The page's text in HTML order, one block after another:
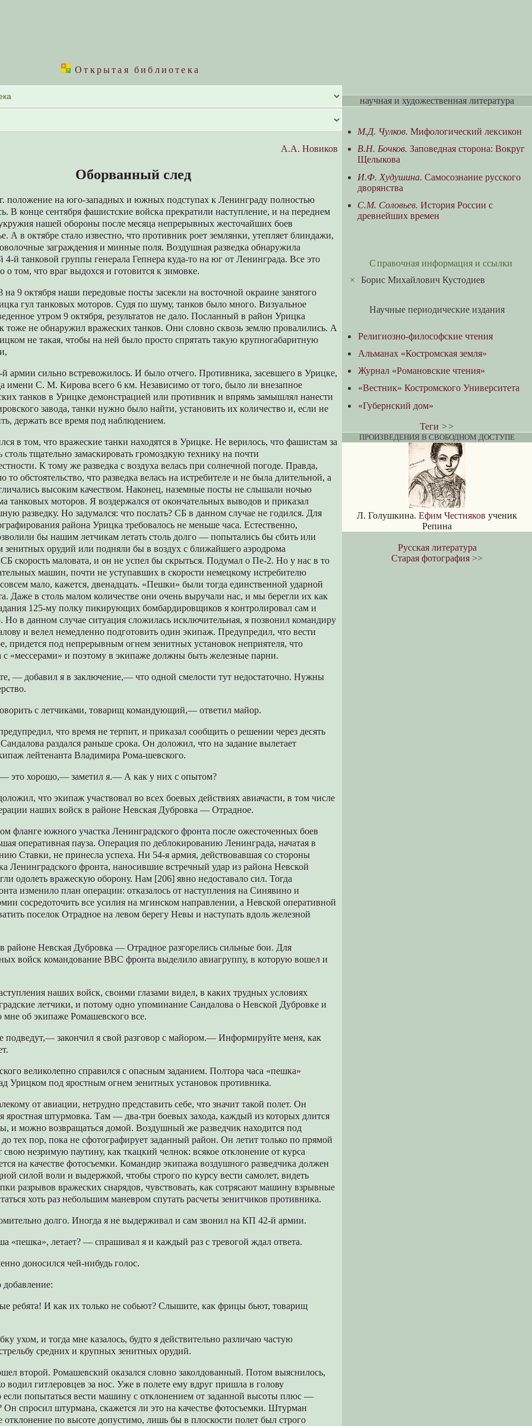
Открытая библиотека
А.А. Новиков
Оборванный след
положение на юго-западных и южных подступах к Ленинграду полностью
В конце сентября фашистские войска прекратили наступление, и на переднем
нашей обороны после месяца непрерывных жесточайших боев
А в октябре стало известно, что противник роет землянки, утепляет блиндажи,
заграждения и минные поля. Воздушная разведка обнаружила
4-й танковой группы генерала Гепнера куда-то на юг от Ленинграда. Все это
о том, что враг выдохся и готовится к зимовке.
на 9 октября наши передовые посты засекли на восточной окраине занятого
гул танковых моторов. Судя по шуму, танков было много. Визуальное
утром 9 октября, результатов не дало. Посланный в район Урицка
тоже не обнаружил вражеских танков. Они словно сквозь землю провалились. А
не такая, чтобы на ней было просто спрятать такую крупногабаритную
армии сильно встревожилось. И было отчего. Противника, засевшего в Урицке,
имени С. М. Кирова всего 6 км. Независимо от того, было ли внезапное
танков в Урицке демонстрацией или противник и впрямь замышлял нанести
завода, танки нужно было найти, установить их количество и, если не
держать все время под наблюдением.
в том, что вражеские танки находятся в Урицке. Не верилось, что фашистам за
столь тщательно замаскировать громоздкую технику на почти
К тому же разведка с воздуха велась при солнечной погоде. Правда,
то обстоятельство, что разведка велась на истребителе и не была длительной, а
высоким качеством. Наконец, наземные посты не слышали ночью
танковых моторов. Я воздержался от окончательных выводов и приказал
разведку. Но задумался: что послать? СБ в данном случае не годился. Для
района Урицка требовалось не меньше часа. Естественно,
бы нашим летчикам летать столь долго — попытались бы сбить или
зенитных орудий или подняли бы в воздух с ближайшего аэродрома
скорость маловата, и он не успел бы скрыться. Подумал о Пе-2. Но у нас в то
машин, почти не уступавших в скорости немецкому истребителю
мало, кажется, двенадцать. «Пешки» были тогда единственной ударной
Даже в столь малом количестве они очень выручали нас, и мы берегли их как
125-му полку пикирующих бомбардировщиков я контролировал сам и
Но в данном случае ситуация сложилась исключительная, я позвонил командиру
и велел немедленно подготовить один экипаж. Предупредил, что вести
придется под непрерывным огнем зенитных установок неприятеля, что
с «мессерами» и поэтому в экипаже должны быть железные парни.
— добавил я в заключение,— что одной смелости тут недостаточно. Нужны
с летчиками, товарищ командующий,— ответил майор.
что время не терпит, и приказал сообщить о решении через десять
раздался раньше срока. Он доложил, что на задание вылетает
лейтенанта Владимира Рома-шевского.
это хорошо,— заметил я.— А как у них с опытом?
что экипаж участвовал во всех боевых действиях авиачасти, в том числе
наших войск в районе Невская Дубровка — Отрадное.
фланге южного участка Ленинградского фронта после ожесточенных боев
оперативная пауза. Операция по деблокированию Ленинграда, начатая в
Ставки, не принесла успеха. Ни 54-я армия, действовавшая со стороны
Ленинградского фронта, наносившие встречный удар из района Невской
одолеть вражескую оборону. Нам [206] явно недоставало сил. Тогда
изменило план операции: отказалось от наступления на Синявино и
сосредоточить все усилия на мгинском направлении, а Невской оперативной
поселок Отрадное на левом берегу Невы и наступать вдоль железной
районе Невская Дубровка — Отрадное разгорелись сильные бои. Для
войск командование ВВС фронта выделило авиагруппу, в которую вошел и
наших войск, своими глазами видел, в каких трудных условиях
летчики, и потому одно упоминание Сандалова о Невской Дубровке и
мне об экипаже Ромашевского все.
закончил я свой разговор с майором.— Информируйте меня, как
великолепно справился с опасным заданием. Полтора часа «пешка»
Урицком под яростным огнем зенитных установок противника.
от авиации, нетрудно представить себе, что значит такой полет. Он
яростная штурмовка. Там — два-три боевых захода, каждый из которых длится
и можно возвращаться домой. Воздушный же разведчик находится под
тех пор, пока не сфотографирует заданный район. Он летит только по прямой
незримую паутину, как ткацкий челнок: всякое отклонение от курса
на качестве фотосъемки. Командир экипажа воздушного разведчика должен
силой воли и выдержкой, чтобы строго по курсу вести самолет, видеть
разрывов вражеских снарядов, чувствовать, как сотрясают машину взрывные
хоть раз небольшим маневром спутать расчеты зенитчиков противника.
долго. Иногда я не выдерживал и сам звонил на КП 42-й армии.
«пешка», летает? — спрашивал я и каждый раз с тревогой ждал ответа.
доносился чей-нибудь голос.
добавление:
ребята! И как их только не собьют? Слышите, как фрицы бьют, товарищ
ухом, и тогда мне казалось, будто я действительно различаю частую
средних и крупных зенитных орудий.
второй. Ромашевский оказался словно заколдованный. Потом выяснилось,
водил гитлеровцев за нос. Уже в полете ему вдруг пришла в голову
если попытаться вести машину с отклонением от заданной высоты плюс —
спросил штурмана, скажется ли это на качестве фотосъемки. Штурман
отклонение по высоте допустимо, лишь бы в плоскости полет был строго
научная и художественная литература
М.Д. Чулков. Мифологический лексикон
В.Н. Бочков. Заповедная сторона: Вокруг
Щелыкова
И.Ф. Худушина. Самосознание русского
дворянства
С.М. Соловьев. История России с
древнейших времен
Справочная информация и ссылки
×Борис Михайлович Кустодиев
Научные периодические издания
Религиозно-философские чтения
Альманах «Костромская земля»
Журнал «Романовские чтения»
«Вестник» Костромского Университета
«Губернский дом»
Теги >>
ПРОИЗВЕДЕНИЯ В СВОБОДНОМ ДОСТУПЕ
Л. Голушкина. Ефим Честняков ученик
Репина
Русская литература
Старая фотография >>